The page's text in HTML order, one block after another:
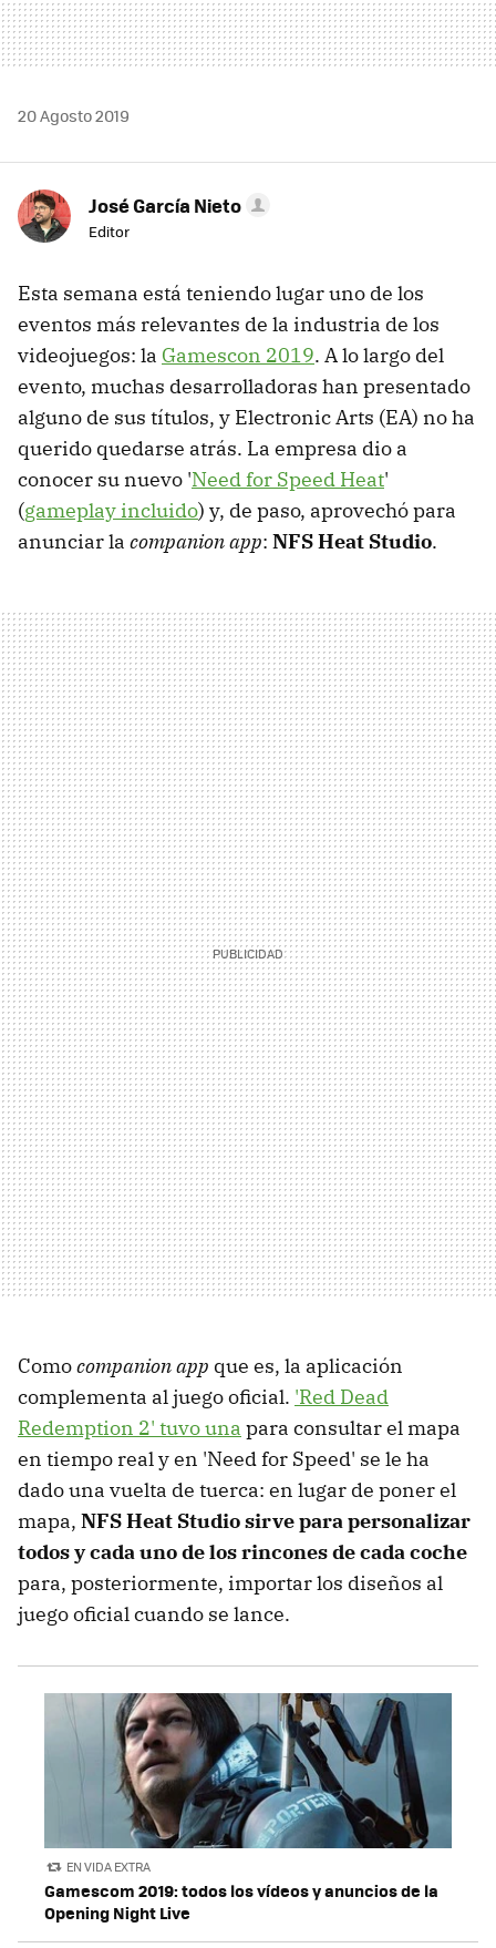
20 Agosto 2019
José García Nieto
Editor
Esta semana está teniendo lugar uno de los
eventos más relevantes de la industria de los
videojuegos: la Gamescon 2019. A lo largo del
evento, muchas desarrolladoras han presentado
alguno de sus títulos, y Electronic Arts (EA) no ha
querido quedarse atrás. La empresa dio a
conocer su nuevo 'Need for Speed Heat'
(gameplay incluido) y, de paso, aprovechó para
anunciar la companion app: NFS Heat Studio.
Comocompanion app que es, la aplicación
complementa al juego oficial. 'Red Dead
Redemption 2' tuvo una para consultar el mapa
en tiempo real y en 'Need for Speed' se le ha
dado una vuelta de tuerca: en lugar de poner el
mapa, NFS Heat Studio sirve para personalizar
todos y cada uno de los rincones de cada coche
para, posteriormente, importar los diseños al
juego oficial cuando se lance.
EN VIDA EXTRA
Gamescom 2019: todos los vídeos y anuncios de la
Opening Night Live